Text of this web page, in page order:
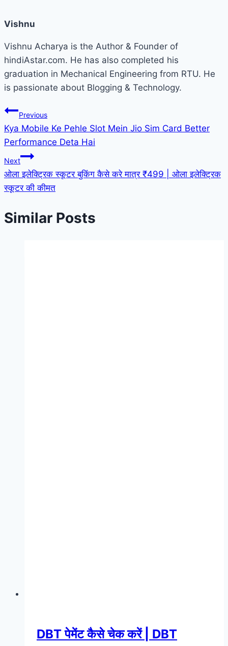
Vishnu
Vishnu Acharya is the Author & Founder of
hindiAstar.com. He has also completed his
graduation in Mechanical Engineering from RTU. He
is passionate about Blogging & Technology.
Post
navigation
Previous
Kya Mobile Ke Pehle Slot Mein Jio Sim Card Better
Performance Deta Hai
Next
ओला इलेक्ट्रिक स्कूटर बुकिंग कैसे करे मात्र ₹499 | ओला इलेक्ट्रिक
स्कूटर की कीमत
Similar Posts
DBT पेमेंट कैसे चेक करें | DBT